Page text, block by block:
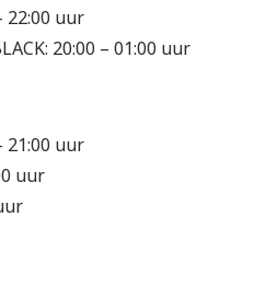
22:00 uur
20:00 – 01:00 uur
21:00 uur
uur